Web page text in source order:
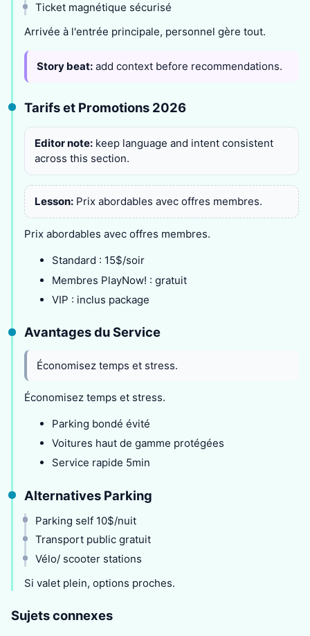
Ticket magnétique sécurisé
Arrivée à l'entrée principale, personnel gère tout.
Story beat: add context before recommendations.
Tarifs et Promotions 2026
Editor note: keep language and intent consistent
across this section.
Lesson:Prix abordables avec offres membres.
Prix abordables avec offres membres.
Standard : 15$/soir
Membres PlayNow! : gratuit
VIP : inclus package
Avantages du Service
Économisez temps et stress.
Économisez temps et stress.
Parking bondé évité
Voitures haut de gamme protégées
Service rapide 5min
Alternatives Parking
Parking self 10$/nuit
Transport public gratuit
Vélo/ scooter stations
Si valet plein, options proches.
Sujets connexes